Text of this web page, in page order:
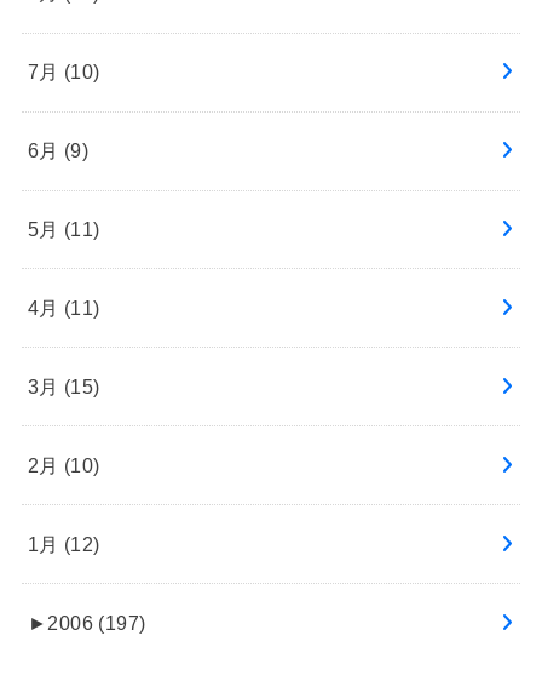
7月 (10)
6月 (9)
5月 (11)
4月 (11)
3月 (15)
2月 (10)
1月 (12)
► 2006 (197)